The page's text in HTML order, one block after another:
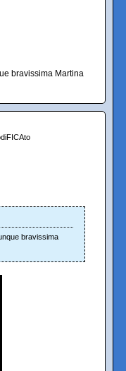
bravissima Martina
bravissima